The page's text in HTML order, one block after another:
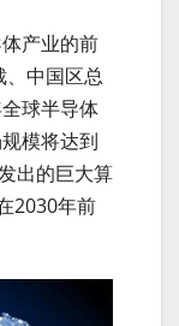
产业的前
、中国区总
球半导体
模将达到
出的巨大算
2030年前